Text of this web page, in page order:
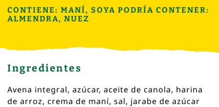
CONTIENE: MANÍ, SOYA PODRÍA CONTENER:
ALMENDRA, NUEZ
Ingredientes
Avena integral, azúcar, aceite de canola, harina
de arroz, crema de maní, sal, jarabe de azúcar